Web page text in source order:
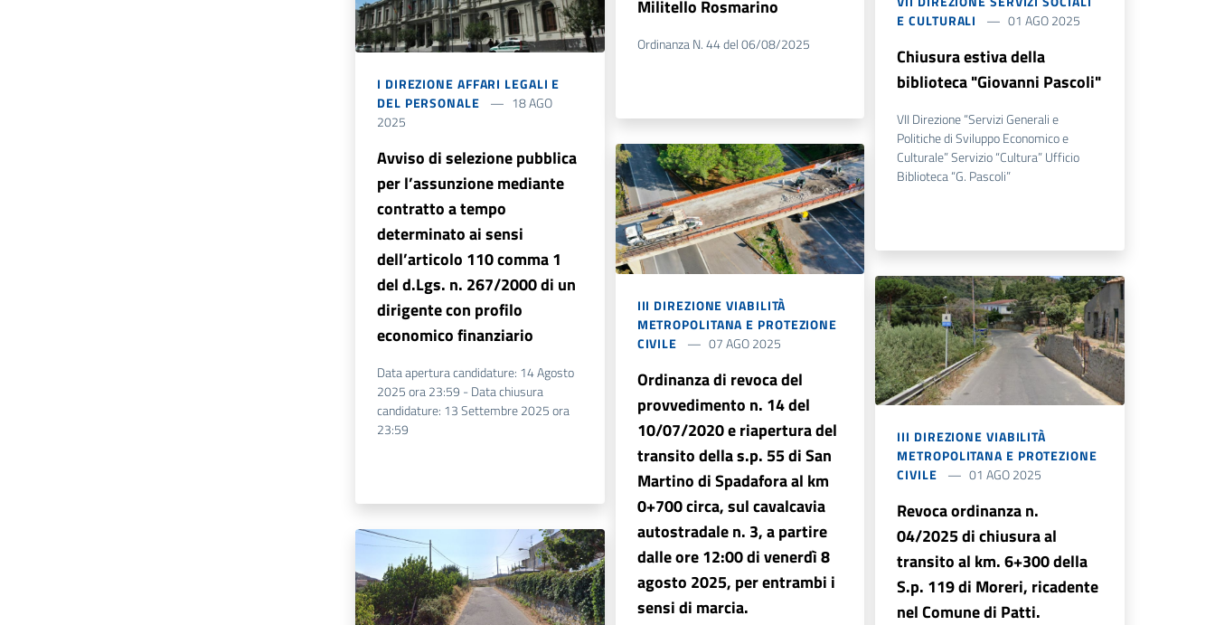
I DIREZIONE AFFARI LEGALI E
DEL PERSONALE
18 AGO
2025
Avviso di selezione pubblica
per l’assunzione mediante
contratto a tempo
determinato ai sensi
dell’articolo 110 comma 1
del d.Lgs. n. 267/2000 di un
dirigente con profilo
economico finanziario
Data apertura candidature: 14 Agosto
2025 ora 23:59 - Data chiusura
candidature: 13 Settembre 2025 ora
23:59
Militello Rosmarino
Ordinanza N. 44 del 06/08/2025
III DIREZIONE VIABILITÀ
METROPOLITANA E PROTEZIONE
CIVILE
07 AGO 2025
Ordinanza di revoca del
provvedimento n. 14 del
10/07/2020 e riapertura del
transito della s.p. 55 di San
Martino di Spadafora al km
0+700 circa, sul cavalcavia
autostradale n. 3, a partire
dalle ore 12:00 di venerdì 8
agosto 2025, per entrambi i
sensi di marcia.
E CULTURALI
01 AGO 2025
Chiusura estiva della
biblioteca "Giovanni Pascoli"
VII Direzione “Servizi Generali e
Politiche di Sviluppo Economico e
Culturale” Servizio “Cultura” Ufficio
Biblioteca “G. Pascoli”
III DIREZIONE VIABILITÀ
METROPOLITANA E PROTEZIONE
CIVILE
01 AGO 2025
Revoca ordinanza n.
04/2025 di chiusura al
transito al km. 6+300 della
S.p. 119 di Moreri, ricadente
nel Comune di Patti.